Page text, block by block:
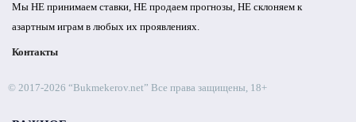
Мы НЕ принимаем ставки, НЕ продаем прогнозы, НЕ склоняем к
азартным играм в любых их проявлениях.
Контакты
© 2017-2026 “Bukmekerov.net” Все права защищены, 18+